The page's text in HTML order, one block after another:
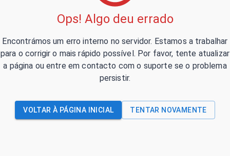
Ops! Algo deu errado
Encontrámos um erro interno no servidor. Estamos a trabalhar
para o corrigir o mais rápido possível. Por favor, tente atualizar
a página ou entre em contacto com o suporte se o problema
persistir.
VOLTAR À PÁGINA INICIAL TENTAR NOVAMENTE